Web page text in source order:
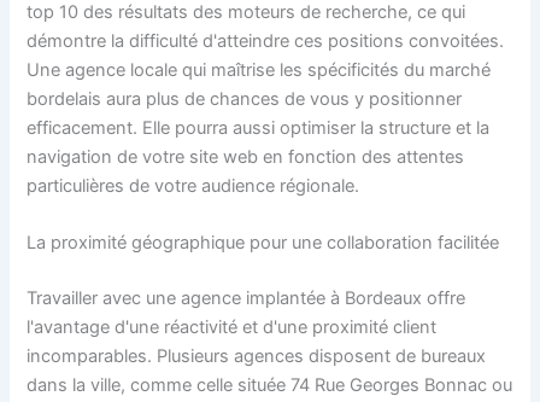
top 10 des résultats des moteurs de recherche, ce qui
démontre la difficulté d'atteindre ces positions convoitées.
Une agence locale qui maîtrise les spécificités du marché
bordelais aura plus de chances de vous y positionner
efficacement. Elle pourra aussi optimiser la structure et la
navigation de votre site web en fonction des attentes
particulières de votre audience régionale.
La proximité géographique pour une collaboration facilitée
Travailler avec une agence implantée à Bordeaux offre
l'avantage d'une réactivité et d'une proximité client
incomparables. Plusieurs agences disposent de bureaux
dans la ville, comme celle située 74 Rue Georges Bonnac ou